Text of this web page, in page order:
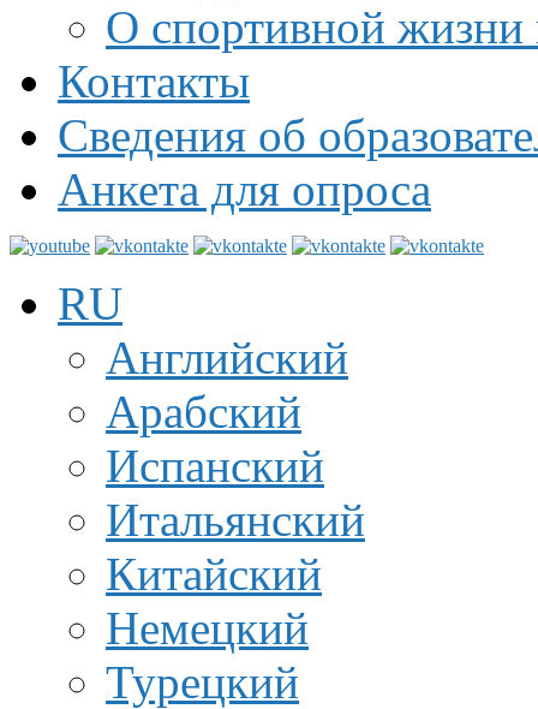
О спортивной жизни
Контакты
Сведения об
Анкета для опроса
RU
Английский
Арабский
Испанский
Итальянский
Китайский
Немецкий
Турецкий